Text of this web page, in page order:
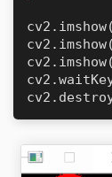
cv2.imshow(
cv2.imshow(
cv2.imshow(